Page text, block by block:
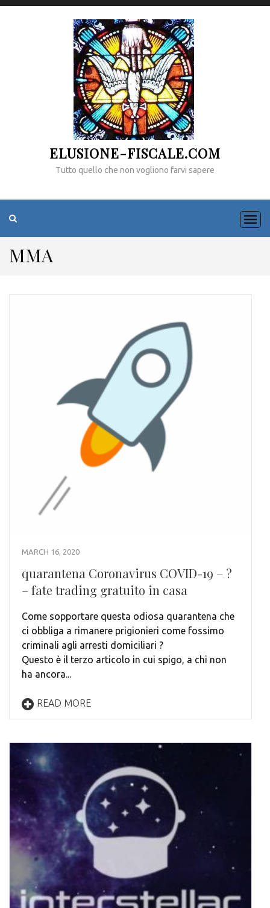
ELUSIONE-FISCALE.COM
Tutto quello che non vogliono farvi sapere
MMA
MARCH 16, 2020
quarantena Coronavirus COVID-19 – ?
– fate trading gratuito in casa
Come sopportare questa odiosa quarantena che
ci obbliga a rimanere prigionieri come fossimo
criminali agli arresti domiciliari ?
Questo è il terzo articolo in cui spigo, a chi non
ha ancora...
READ MORE